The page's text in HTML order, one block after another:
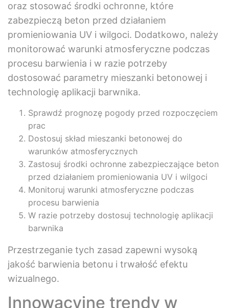
oraz stosować środki ochronne, które
zabezpieczą beton przed działaniem
promieniowania UV i wilgoci. Dodatkowo, należy
monitorować warunki atmosferyczne podczas
procesu barwienia i w razie potrzeby
dostosować parametry mieszanki betonowej i
technologię aplikacji barwnika.
Sprawdź prognozę pogody przed rozpoczęciem
prac
Dostosuj skład mieszanki betonowej do
warunków atmosferycznych
Zastosuj środki ochronne zabezpieczające beton
przed działaniem promieniowania UV i wilgoci
Monitoruj warunki atmosferyczne podczas
procesu barwienia
W razie potrzeby dostosuj technologię aplikacji
barwnika
Przestrzeganie tych zasad zapewni wysoką
jakość barwienia betonu i trwałość efektu
wizualnego.
Innowacyjne trendy w